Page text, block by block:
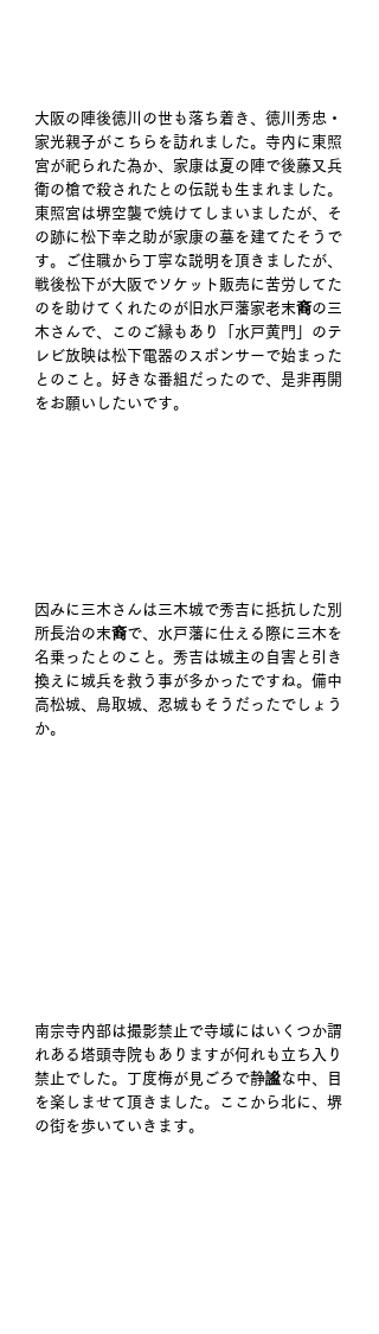
大阪の陣後徳川の世も落ち着き、徳川秀忠・
家光親子がこちらを訪れました。寺内に東照
宮が祀られた為か、家康は夏の陣で後藤又兵
衛の槍で殺されたとの伝説も生まれました。
東照宮は堺空襲で焼けてしまいましたが、そ
の跡に松下幸之助が家康の墓を建てたそうで
す。ご住職から丁寧な説明を頂きましたが、
戦後松下が大阪でソケット販売に苦労してた
のを助けてくれたのが旧水戸藩家老末裔の三
木さんで、このご縁もあり「水戸黄門」のテ
レビ放映は松下電器のスポンサーで始まった
とのこと。好きな番組だったので、是非再開
をお願いしたいです。
因みに三木さんは三木城で秀吉に抵抗した別
所長治の末裔で、水戸藩に仕える際に三木を
名乗ったとのこと。秀吉は城主の自害と引き
換えに城兵を救う事が多かったですね。備中
高松城、鳥取城、忍城もそうだったでしょう
か。
南宗寺内部は撮影禁止で寺域にはいくつか謂
れある塔頭寺院もありますが何れも立ち入り
禁止でした。丁度梅が見ごろで静謐な中、目
を楽しませて頂きました。ここから北に、堺
の街を歩いていきます。